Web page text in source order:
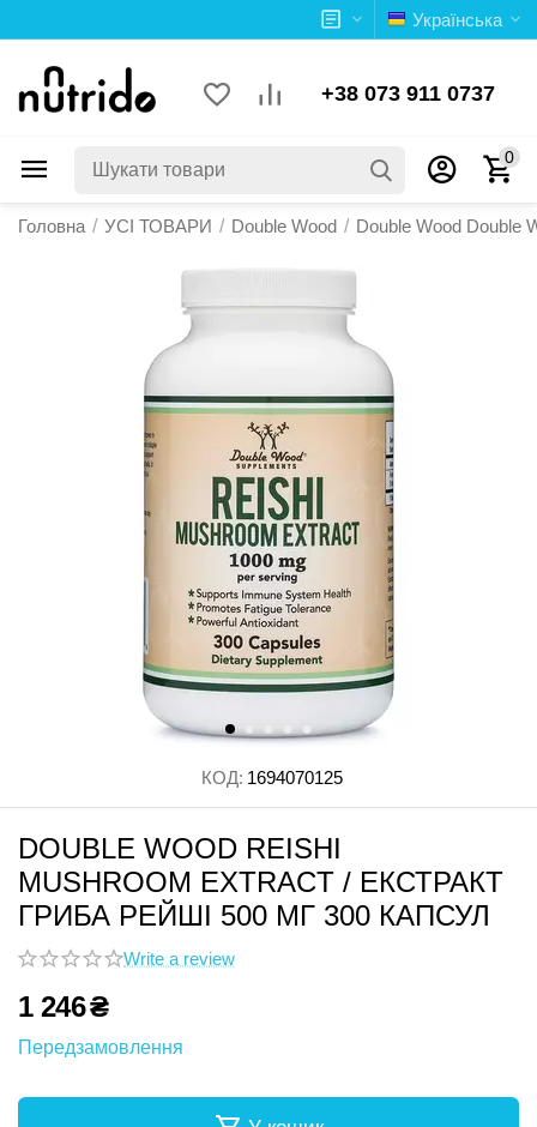
Українська
+38 073 911 0737
0
Головна / УСІ ТОВАРИ / Double Wood / Double Wood Double
КОД: 1694070125
DOUBLE WOOD REISHI
MUSHROOM EXTRACT / ЕКСТРАКТ
ГРИБА РЕЙШІ 500 МГ 300 КАПСУЛ
Write a review
1 246₴
Передзамовлення